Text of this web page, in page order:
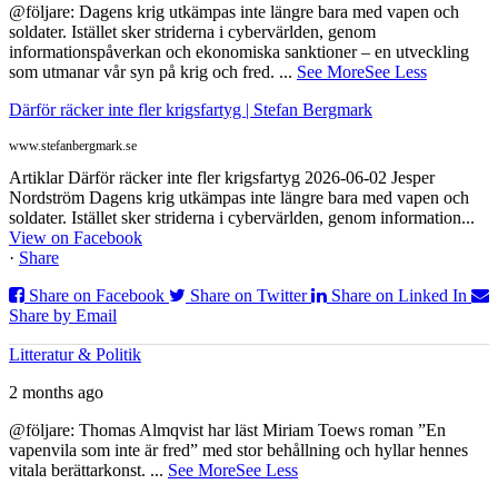
@följare: Dagens krig utkämpas inte längre bara med vapen och
soldater. Istället sker striderna i cybervärlden, genom
informationspåverkan och ekonomiska sanktioner – en utveckling
som utmanar vår syn på krig och fred. ... See MoreSee Less
Därför räcker inte fler krigsfartyg | Stefan Bergmark
www.stefanbergmark.se
Artiklar Därför räcker inte fler krigsfartyg 2026-06-02 Jesper
Nordström Dagens krig utkämpas inte längre bara med vapen och
soldater. Istället sker striderna i cybervärlden, genom information...
View on Facebook
· Share
Share on Facebook
Share on Twitter
Share on Linked In
Share by Email
Litteratur & Politik
2 months ago
@följare: Thomas Almqvist har läst Miriam Toews roman ”En
vapenvila som inte är fred” med stor behållning och hyllar hennes
vitala berättarkonst. ... See MoreSee Less